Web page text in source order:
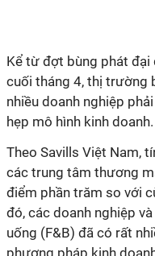
Kể từ đợt bùng phát đại
cuối tháng 4, thị trường
nhiều doanh nghiệp
hẹp mô hình kinh doanh.
Theo Savills Việt Nam,
các trung tâm thương
điểm phần trăm so với
đó, các doanh nghiệp
uống (F&B) đã có rất
phương pháp kinh